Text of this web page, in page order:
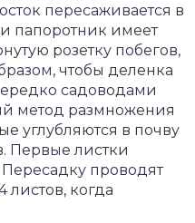
пересаживается в
папоротник имеет
розетку побегов,
чтобы деленка
садоводами
метод размножения
углубляются в почву
Первые листки
проводят
когда